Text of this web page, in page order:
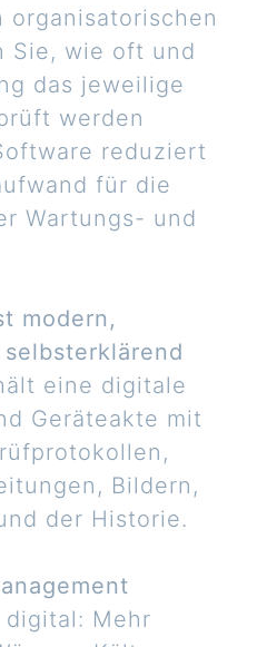
organisatorischen
Sie, wie oft und
das jeweilige
werden
reduziert
für die
Wartungs- und
modern,
eine digitale
Geräteakte mit
Bildern,
der Historie.
digital: Mehr